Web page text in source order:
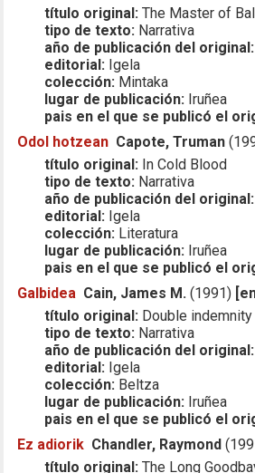
título original: The Master of
tipo de texto: Narrativa
año de publicación del original:
editorial: Igela
colección: Mintaka
lugar de publicación: Iruñea
pais en el que se publicó el
Odol hotzean Capote, Truman
título original: In Cold Blood
tipo de texto: Narrativa
año de publicación del original:
editorial: Igela
colección: Literatura
lugar de publicación: Iruñea
pais en el que se publicó el
Galbidea Cain, James M. (1991)
título original: Double indemnity
tipo de texto: Narrativa
año de publicación del original:
editorial: Igela
colección: Beltza
lugar de publicación: Iruñea
pais en el que se publicó el
Ez adiorik Chandler, Raymond
título original: The Long